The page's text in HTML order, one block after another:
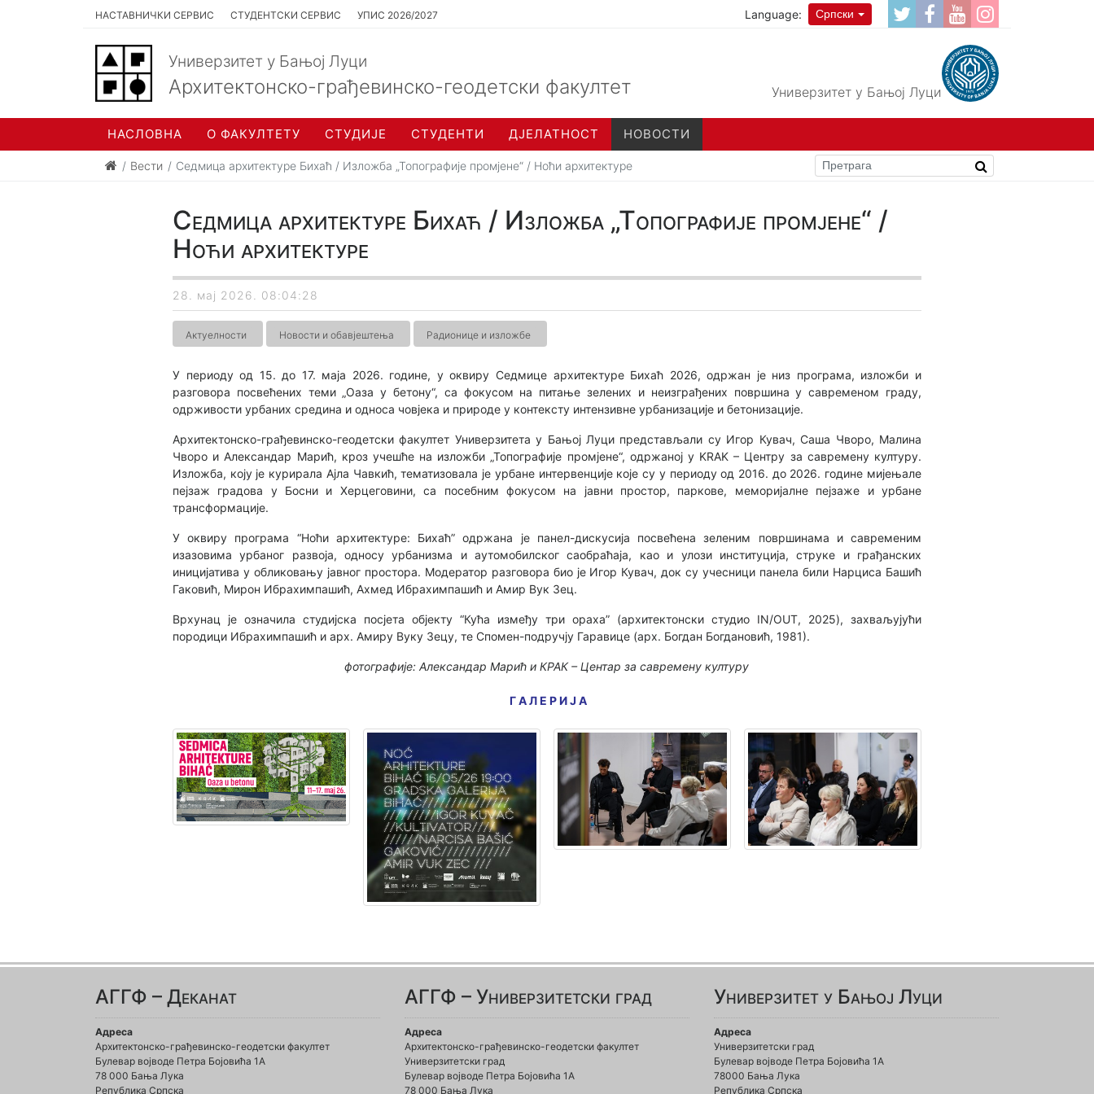
НАСТАВНИЧКИ СЕРВИС СТУДЕНТСКИ СЕРВИС УПИС 2026/2027 Language: Српски
Универзитет у Бањој Луци
Архитектонско-грађевинско-геодетски факултет Универзитет у Бањој Луци
НАСЛОВНА О ФАКУЛТЕТУ СТУДИЈЕ СТУДЕНТИ ДЈЕЛАТНОСТ НОВОСТИ
Вести Седмица архитектуре Бихаћ / Изложба „Топографије промјене“ / Ноћи архитектуре
Седмица архитектуре Бихаћ / Изложба „Топографије промјене“ /
Ноћи архитектуре
28. мај 2026. 08:04:28
Актуелности Новости и обавјештења Радионице и изложбе
У периоду од 15. до 17. маја 2026. године, у оквиру Седмицe архитектуре Бихаћ 2026, одржан је низ програма, изложби и
разговора посвећених теми „Оаза у бетону“, са фокусом на питање зелених и неизграђених површина у савременом граду,
одрживости урбаних средина и односа човјека и природе у контексту интензивне урбанизације и бетонизације.
Архитектонско-грађевинско-геодетски факултет Универзитета у Бањој Луци представљали су Игор Кувач, Саша Чворо, Малина
Чворо и Александар Марић, кроз учешће на изложби „Топографије промјене“, одржаној у KRAK – Центру за савремену културу.
Изложба, коју је курирала Ајла Чавкић, тематизовала је урбане интервенције које су у периоду од 2016. до 2026. године мијењале
пејзаж градова у Босни и Херцеговини, са посебним фокусом на јавни простор, паркове, меморијалне пејзаже и урбане
трансформације.
У оквиру програма “Ноћи архитектуре: Бихаћ” одржана је панел-дискусија посвећена зеленим површинама и савременим
изазовима урбаног развоја, односу урбанизма и аутомобилског саобраћаја, као и улози институција, струке и грађанских
иницијатива у обликовању јавног простора. Модератор разговора био је Игор Кувач, док су учесници панела били Нарциса Башић
Гаковић, Мирон Ибрахимпашић, Ахмед Ибрахимпашић и Амир Вук Зец.
Врхунац је означила студијска посјета објекту “Кућа између три ораха” (архитектонски студио IN/OUT, 2025), захваљујући
породици Ибрахимпашић и арх. Амиру Вуку Зецу, те Спомен-подручју Гаравице (арх. Богдан Богдановић, 1981).
фотографије: Александар Марић и КРАК – Центар за савремену културу
Г А Л Е Р И Ј А
АГГФ – Деканат
Адреса
Архитектонско-грађевинско-геодетски факултет
Булевар војводе Петра Бојовића 1A
78 000 Бања Лука
Република Српска
АГГФ – Универзитетски град
Адреса
Архитектонско-грађевинско-геодетски факултет
Универзитетски град
Булевар војводе Петра Бојовића 1A
78 000 Бања Лука
Универзитет у Бањој Луци
Адреса
Универзитетски град
Булевар војводе Петра Бојовића 1А
78000 Бања Лука
Република Српска